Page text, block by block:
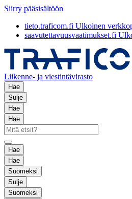
Siirry pääsisältöön
tieto.traficom.fi Ulkoinen
saavutettavuusvaatimukset.fi
Liikenne- ja viestintävirasto
Hae
Sulje
Hae
Hae
Hae
Hae
Suomeksi
Sulje
Suomeksi